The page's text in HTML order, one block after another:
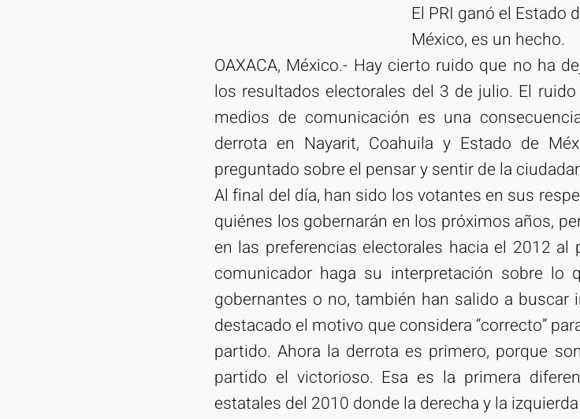
El PRI ganó el Estado
México, es un hecho.
OAXACA, México.- Hay cierto ruido que no ha
los resultados electorales del 3 de julio. El
medios de comunicación es una
derrota en Nayarit, Coahuila y Estado de
preguntado sobre el pensar y sentir de la
Al final del día, han sido los votantes en sus
quiénes los gobernarán en los próximos años,
en las preferencias electorales hacia el 2012
comunicador haga su interpretación sobre lo
gobernantes o no, también han salido a buscar
destacado el motivo que considera “correcto”
partido. Ahora la derrota es primero, porque
partido el victorioso. Esa es la primera
estatales del 2010 donde la derecha y la